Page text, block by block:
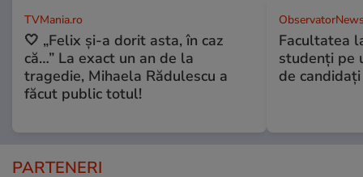
TVMania.ro
🤍 „Felix și-a dorit asta, în caz
că…” La exact un an de la
tragedie, Mihaela Rădulescu a
făcut public totul!
Facultatea
studenţi pe
de candidaţi
PARTENERI